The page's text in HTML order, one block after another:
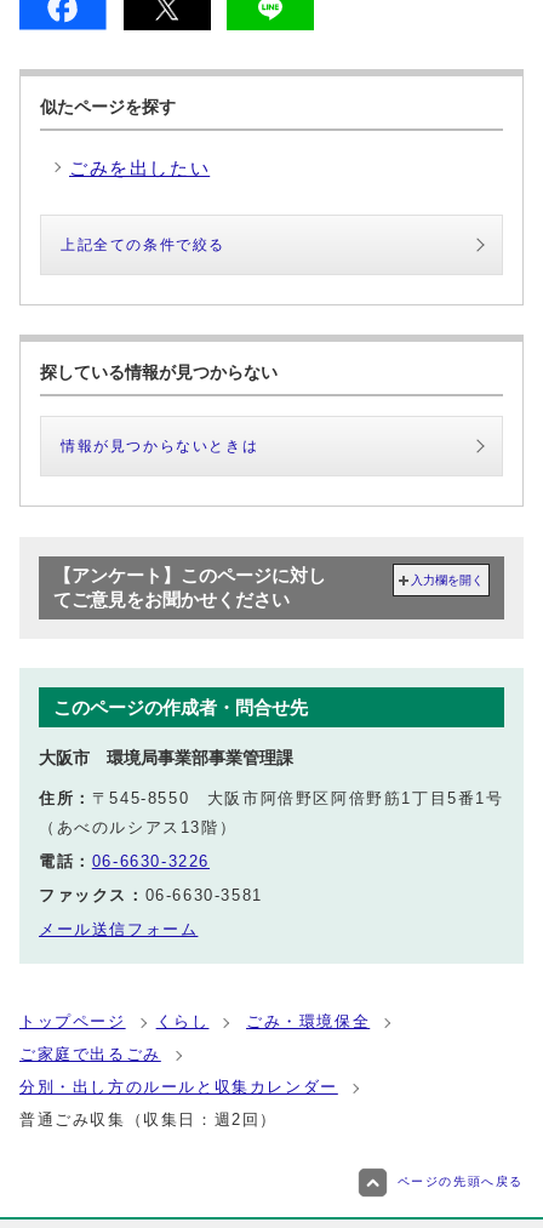
似たページを探す
ごみを出したい
上記全ての条件で絞る
探している情報が見つからない
情報が見つからないときは
【アンケート】このページに対し
てご意見をお聞かせください
入力欄を開く
このページの作成者・問合せ先
大阪市 環境局事業部事業管理課
住所： 〒545-8550 大阪市阿倍野区阿倍野筋1丁目5番1号
（あべのルシアス13階）
電話： 06-6630-3226
ファックス： 06-6630-3581
メール送信フォーム
トップページ くらし
ごみ・環境保全
ご家庭で出るごみ
分別・出し方のルールと収集カレンダー
普通ごみ収集（収集日：週2回）
ページの先頭へ戻る